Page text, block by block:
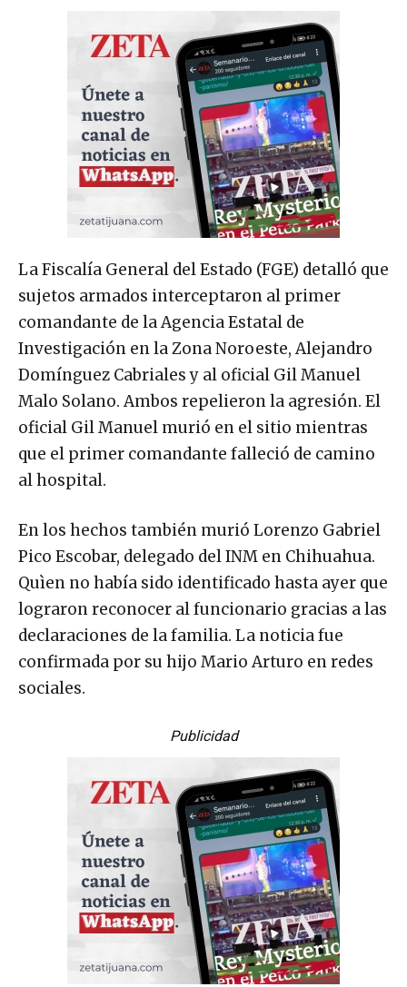
La Fiscalía General del Estado (FGE) detalló que
sujetos armados interceptaron al primer
comandante de la Agencia Estatal de
Investigación en la Zona Noroeste, Alejandro
Domínguez Cabriales y al oficial Gil Manuel
Malo Solano. Ambos repelieron la agresión. El
oficial Gil Manuel murió en el sitio mientras
que el primer comandante falleció de camino
al hospital.
En los hechos también murió Lorenzo Gabriel
Pico Escobar, delegado del INM en Chihuahua.
Quìen no había sido identificado hasta ayer que
lograron reconocer al funcionario gracias a las
declaraciones de la familia. La noticia fue
confirmada por su hijo Mario Arturo en redes
sociales.
Publicidad